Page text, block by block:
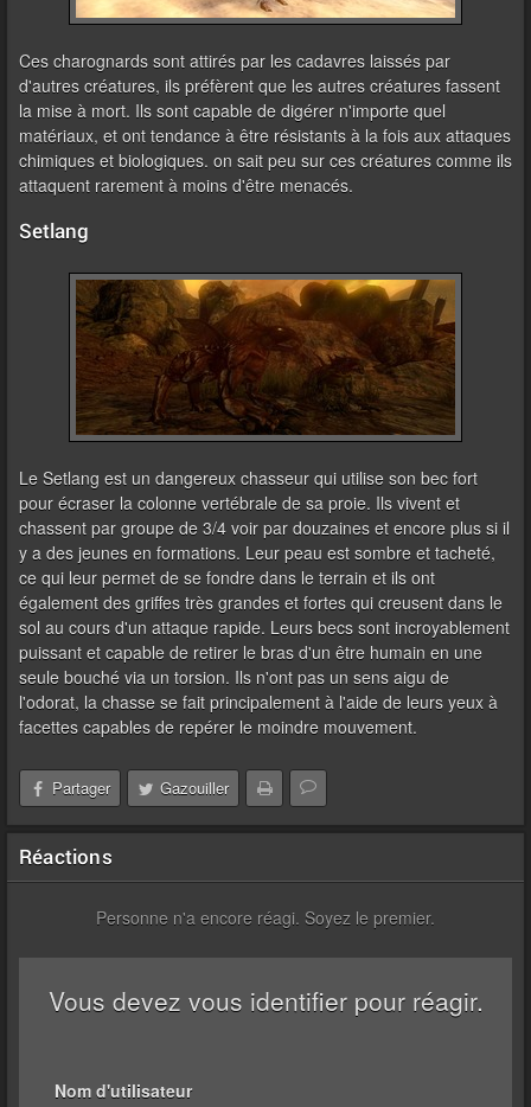
Ces charognards sont attirés par les cadavres laissés par
d'autres créatures, ils préfèrent que les autres créatures fassent
la mise à mort. Ils sont capable de digérer n'importe quel
matériaux, et ont tendance à être résistants à la fois aux attaques
chimiques et biologiques. on sait peu sur ces créatures comme ils
attaquent rarement à moins d'être menacés.
Setlang
Le Setlang est un dangereux chasseur qui utilise son bec fort
pour écraser la colonne vertébrale de sa proie. Ils vivent et
chassent par groupe de 3/4 voir par douzaines et encore plus si il
y a des jeunes en formations. Leur peau est sombre et tacheté,
ce qui leur permet de se fondre dans le terrain et ils ont
également des griffes très grandes et fortes qui creusent dans le
sol au cours d'un attaque rapide. Leurs becs sont incroyablement
puissant et capable de retirer le bras d'un être humain en une
seule bouché via un torsion. Ils n'ont pas un sens aigu de
l'odorat, la chasse se fait principalement à l'aide de leurs yeux à
facettes capables de repérer le moindre mouvement.
Partager Gazouiller
Réactions
Personne n'a encore réagi. Soyez le premier.
Vous devez vous identifier pour réagir.
Nom d'utilisateur